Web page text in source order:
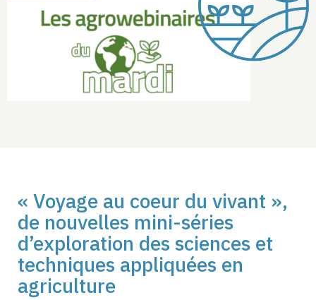
« Voyage au coeur du vivant »,
de nouvelles mini-séries
d’exploration des sciences et
techniques appliquées en
agriculture